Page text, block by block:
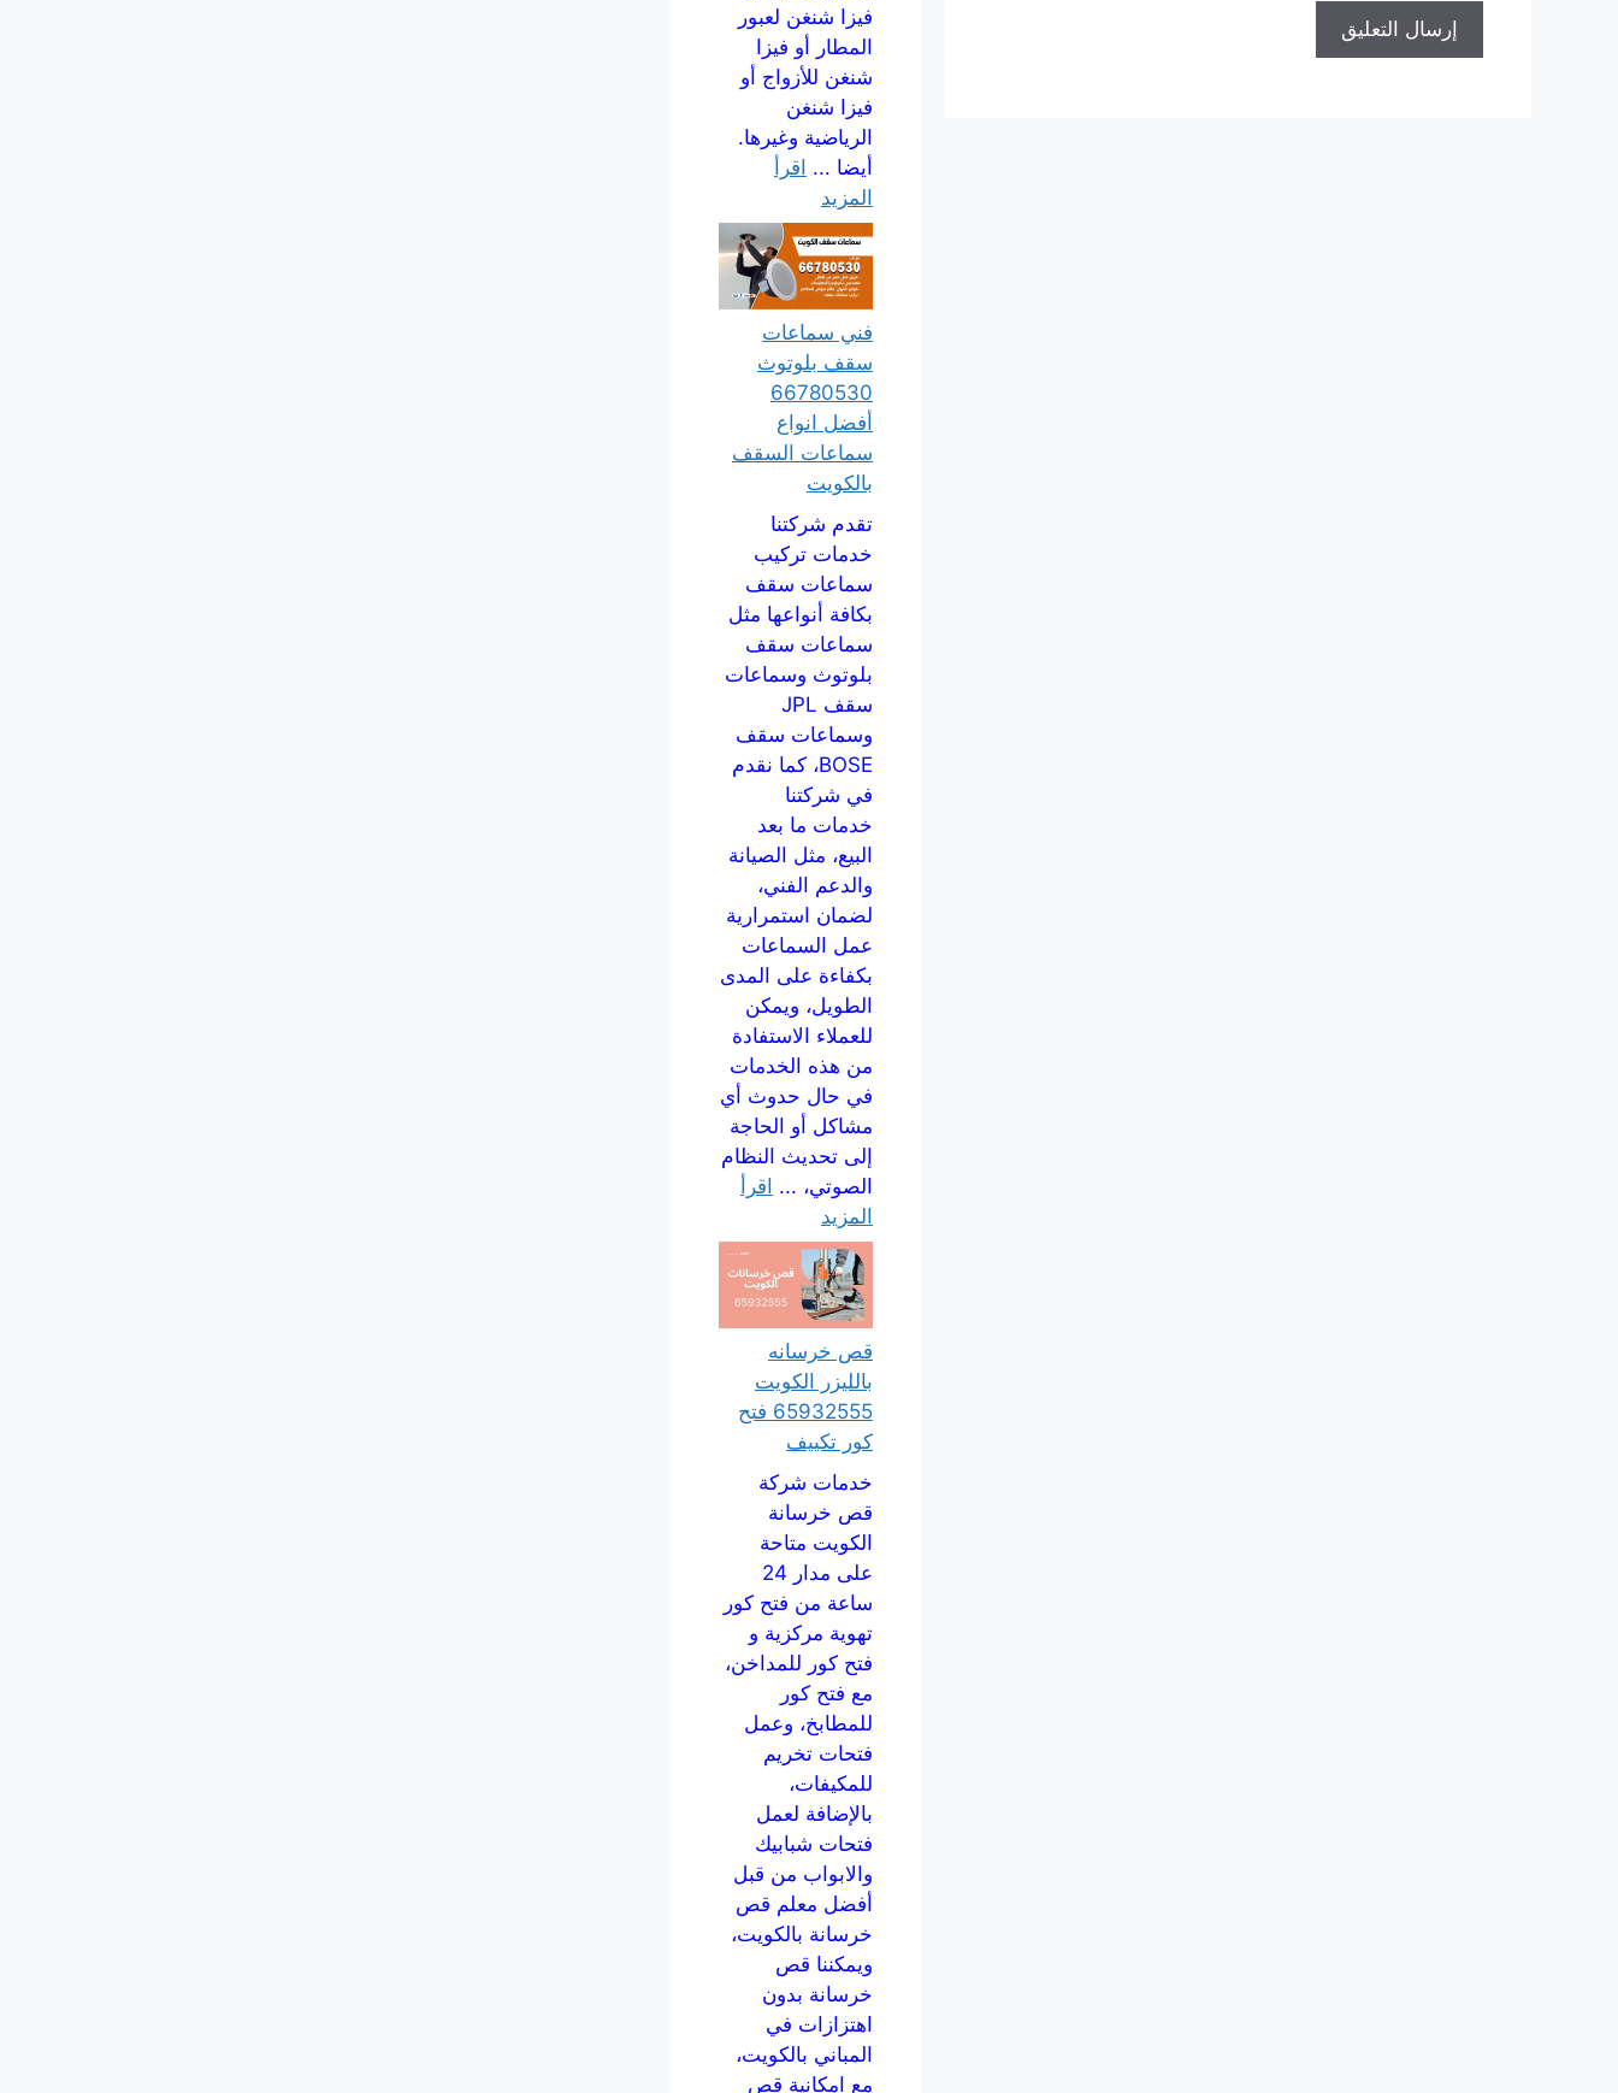
فيزا شنغن لعبور
المطار أو فيزا
شنغن للأزواج أو
فيزا شنغن
الرياضية وغيرها.
أيضا ... اقرأ
المزيد
فني سماعات
سقف بلوتوث
66780530
أفضل انواع
سماعات السقف
بالكويت
تقدم شركتنا
خدمات تركيب
سماعات سقف
بكافة أنواعها مثل
سماعات سقف
بلوتوث وسماعات
سقف JPL
وسماعات سقف
BOSE، كما نقدم
في شركتنا
خدمات ما بعد
البيع، مثل الصيانة
والدعم الفني،
لضمان استمرارية
عمل السماعات
بكفاءة على المدى
الطويل، ويمكن
للعملاء الاستفادة
من هذه الخدمات
في حال حدوث أي
مشاكل أو الحاجة
إلى تحديث النظام
الصوتي، ... اقرأ
المزيد
قص خرسانه
بالليزر الكويت
65932555 فتح
كور تكييف
خدمات شركة
قص خرسانة
الكويت متاحة
على مدار 24
ساعة من فتح كور
تهوية مركزية و
فتح كور للمداخن،
مع فتح كور
للمطابخ، وعمل
فتحات تخريم
للمكيفات،
بالإضافة لعمل
فتحات شبابيك
والابواب من قبل
أفضل معلم قص
خرسانة بالكويت،
ويمكننا قص
خرسانة بدون
اهتزازات في
المباني بالكويت،
مع امكانية قص